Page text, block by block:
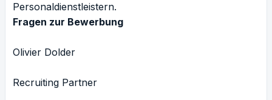
Personaldienstleistern.
Fragen zur Bewerbung
Olivier Dolder
Recruiting Partner